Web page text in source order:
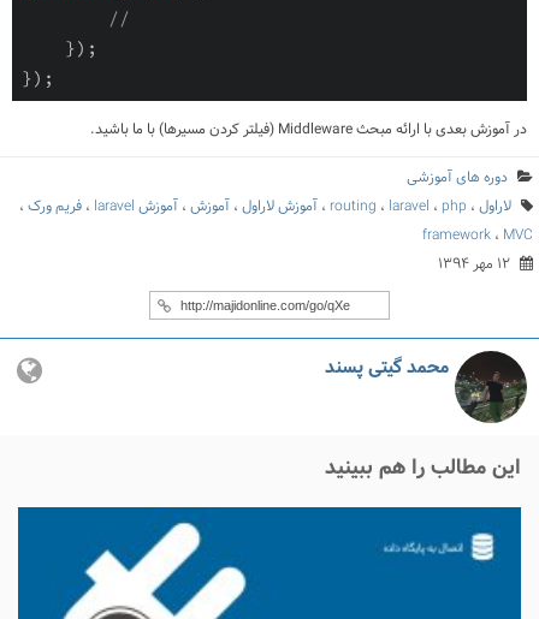
//
} ) ;
} ) ;
در آموزش بعدی با ارائه مبحثMiddleware (فیلتر کردن مسیرها) با ما باشید.
دوره های آموزشی
لاراول ، routing ، laravel ، php ، آموزش لاراول ، آموزش ، آموزش laravel ، فریم ورک ،
framework ، MVC
۱۲ مهر ۱۳۹۴
محمد گیتی پسند
این مطالب را هم ببینید